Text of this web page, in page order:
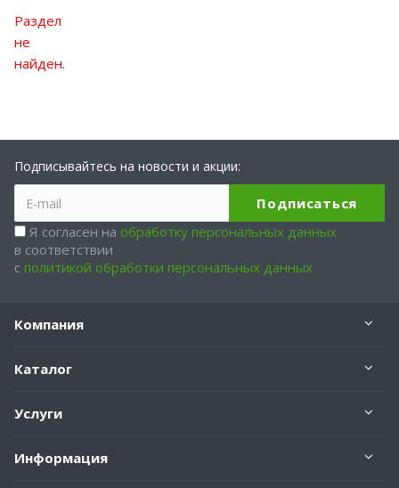
Раздел
не
найден.
Подписывайтесь на новости и акции:
Я согласен на обработку персональных данных
в соответствии
с политикой обработки персональных данных
Компания
Каталог
Услуги
Информация